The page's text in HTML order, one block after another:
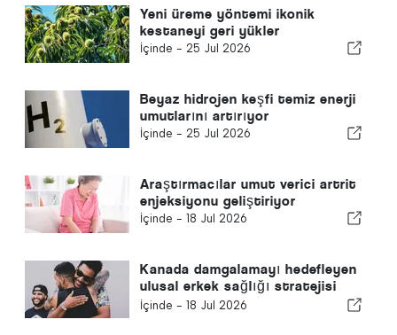
Yeni üreme yöntemi ikonik
kestaneyi geri yükler
İçinde - 25 Jul 2026
Beyaz hidrojen keşfi temiz enerji
umutlarını artırıyor
İçinde - 25 Jul 2026
Araştırmacılar umut verici artrit
enjeksiyonu geliştiriyor
İçinde - 18 Jul 2026
Kanada damgalamayı hedefleyen
ulusal erkek sağlığı stratejisi
geliştirecek
İçinde - 18 Jul 2026